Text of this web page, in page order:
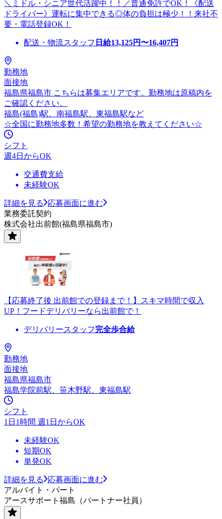
＼ミドル・シニア世代活躍中！！／普通免許でOK！《配送
ドライバー》運転に集中できる◎体の負担は極少！！来社不
要・電話登録OK！
配送・物流スタッフ 日給13,125円〜16,407円
勤務地
面接地
福島県福島市 こちらは募集エリアです。勤務地は原稿内を
ご確認ください。
福島(福島)駅、南福島駅、東福島駅など
☆全国に勤務地多数！希望の勤務地を教えてください☆
シフト
週4日からOK
交通費支給
未経験OK
詳細を見る
応募画面に進む
業務委託契約
株式会社出前館(福島県福島市)
【応募終了後 出前館での登録まで！】スキマ時間で収入
UP！フードデリバリーなら出前館で！
デリバリースタッフ完全歩合給
勤務地
面接地
福島県福島市
福島学院前駅、笹木野駅、東福島駅
シフト
1日1時間 週1日からOK
未経験OK
短期OK
単発OK
詳細を見る
応募画面に進む
アルバイト・パート
アースサポート福島（パートナー社員）